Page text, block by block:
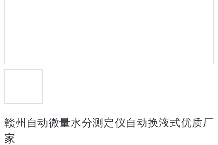
赣州自动微量水分测定仪自动换液式优质厂
家